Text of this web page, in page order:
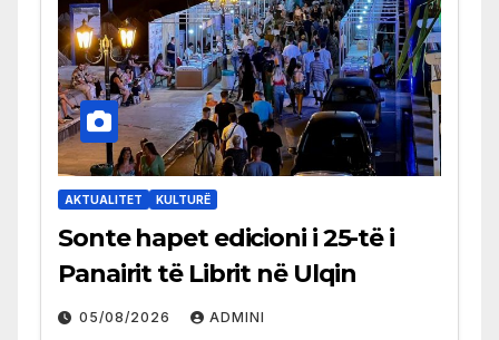
AKTUALITET KULTURË
Sonte hapet edicioni i 25-të i
Panairit të Librit në Ulqin
05/08/2026 ADMINI